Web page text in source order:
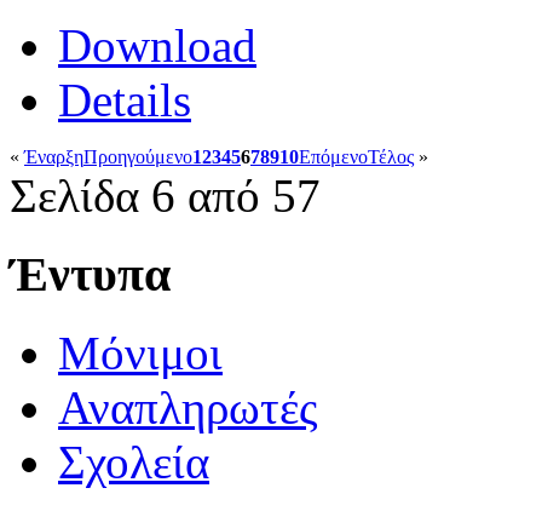
Download
Details
«ΈναρξηΠροηγούμενο12345678910ΕπόμενοΤέλος »
Σελίδα 6 από 57
Έντυπα
Μόνιμοι
Αναπληρωτές
Σχολεία